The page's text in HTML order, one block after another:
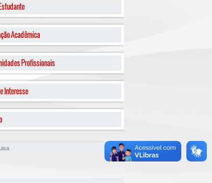
Acadêmica
Profissionais
Interesse